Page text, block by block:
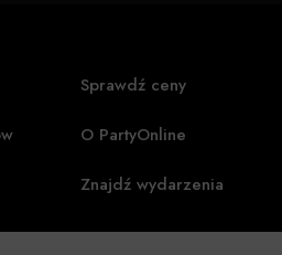
Sprawdź ceny
O PartyOnline
Znajdź wydarzenia